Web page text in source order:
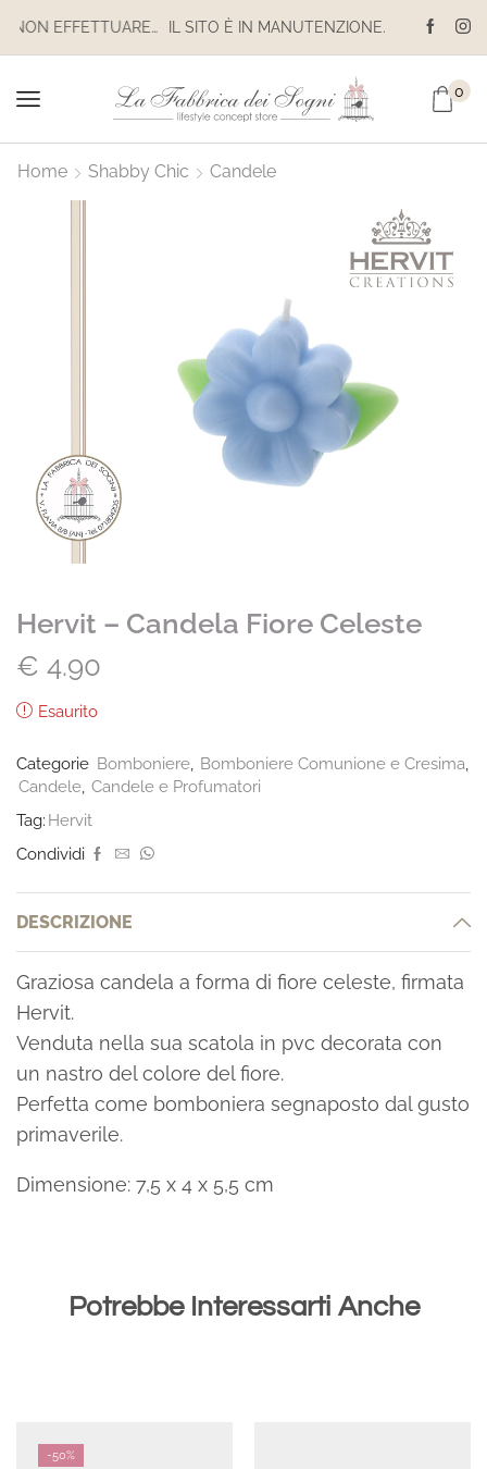
IL SITO È IN MANUTENZIONE. NON EFFETTUARE ACQUISTI. LE SPEDIZIONI SONO SOSPESE
0
Home Shabby Chic Candele
Hervit – Candela Fiore Celeste
€ 4.90
Esaurito
Categorie Bomboniere Bomboniere Comunione e Cresima
Candele Candele e Profumatori
Tag: Hervit
Condividi
DESCRIZIONE
Graziosa candela a forma di fiore celeste, firmata
Hervit.
Venduta nella sua scatola in pvc decorata con
un nastro del colore del fiore.
Perfetta come bomboniera segnaposto dal gusto
primaverile.
Dimensione: 7,5 x 4 x 5,5 cm
Potrebbe Interessarti Anche
-50%